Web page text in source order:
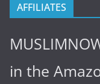
AFFILIATES
in the